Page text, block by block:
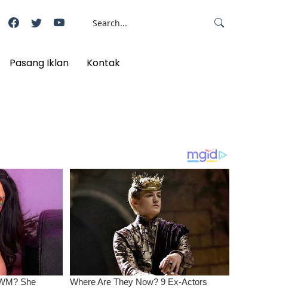
Pasang Iklan Kontak